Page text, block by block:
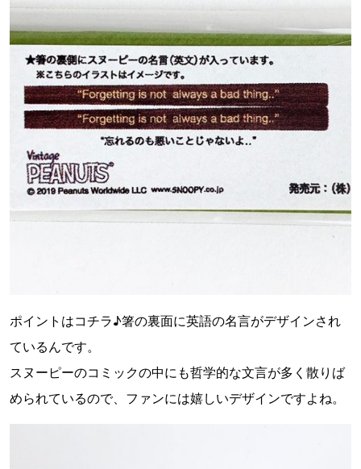
ポイントはコチラ♪箸の裏面に英語の名言がデザインされ
ているんです。
スヌーピーのコミックの中にも哲学的な文言が多く散りば
められているので、ファンには嬉しいデザインですよね。